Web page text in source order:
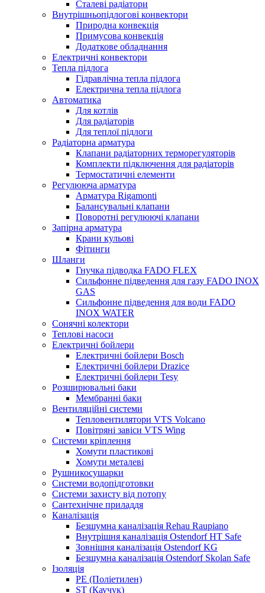
Сталеві радіатори
Внутрішньопідлогові конвектори
Природна конвекція
Примусова конвекція
Додаткове обладнання
Електричні конвектори
Тепла підлога
Гідравлічна тепла підлога
Електрична тепла підлога
Автоматика
Для котлів
Для радіаторів
Для теплої підлоги
Радіаторна арматура
Клапани радіаторних терморегуляторів
Комплекти підключення для радіаторів
Термостатичні елементи
Регулююча арматура
Арматура Rigamonti
Балансувальні клапани
Поворотні регулюючі клапани
Запірна арматура
Крани кульові
Фітинги
Шланги
Гнучка підводка FADO FLEX
Сильфонне підведення для газу FADO INOX
GAS
Сильфонне підведення для води FADO
INOX WATER
Сонячні колектори
Теплові насоси
Електричні бойлери
Електричні бойлери Bosch
Електричні бойлери Drazice
Електричні бойлери Tesy
Розширювальні баки
Мембранні баки
Вентиляційні системи
Тепловентилятори VTS Volcano
Повітряні завіси VTS Wing
Системи кріплення
Хомути пластикові
Хомути металеві
Рушникосушарки
Системи водопідготовки
Системи захисту від потопу
Сантехнічне приладдя
Каналізація
Безшумна каналізація Rehau Raupiano
Внутрішня каналізація Ostendorf HT Safe
Зовнішня каналізація Ostendorf KG
Безшумна каналізація Ostendorf Skolan Safe
Ізоляція
PE (Поліетилен)
ST (Каучук)